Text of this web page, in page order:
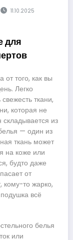
11.10.2025
для
от того, как вы
Легко
ткани,
которая не
из
— один из
ткань может
на коже или
будто даже
от
то жарко,
всё
белья
или